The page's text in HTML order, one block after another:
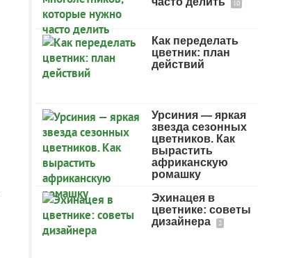
10
Как переделать
цветник: план
действий
Урсиния — яркая
звезда сезонных
цветников. Как
вырастить
африканскую
ромашку
Эхинацея в
цветнике: советы
дизайнера
2